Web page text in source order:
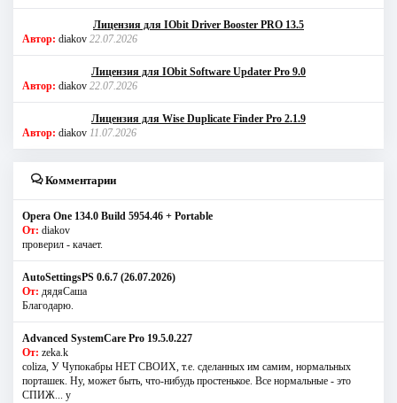
Лицензия для IObit Driver Booster PRO 13.5
Автор: diakov 22.07.2026
Лицензия для IObit Software Updater Pro 9.0
Автор: diakov 22.07.2026
Лицензия для Wise Duplicate Finder Pro 2.1.9
Автор: diakov 11.07.2026
Комментарии
Opera One 134.0 Build 5954.46 + Portable
От: diakov
проверил - качает.
AutoSettingsPS 0.6.7 (26.07.2026)
От: дядяСаша
Благодарю.
Advanced SystemCare Pro 19.5.0.227
От: zeka.k
coliza, У Чупокабры НЕТ СВОИХ, т.е. сделанных им самим, нормальных
порташек. Ну, может быть, что-нибудь простенькое. Все нормальные - это
СПИЖ... у